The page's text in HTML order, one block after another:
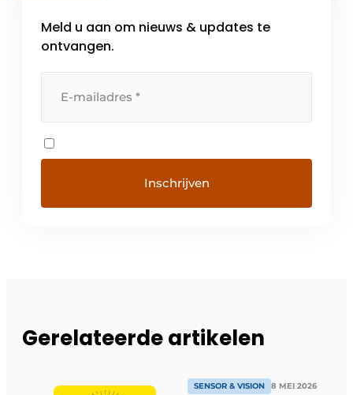
verpakkingsindustrie, metaalbewerking,
houtbewerking en de […]
Meld u aan om nieuws & updates te
ontvangen.
Gerelateerde artikelen
SENSOR & VISION 8 MEI 2026